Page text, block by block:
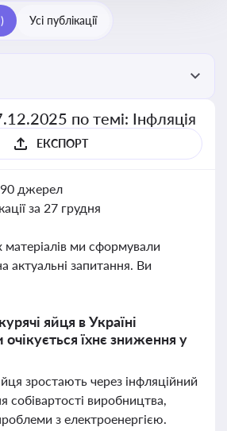
Усі публікації
по темі: Інфляція
ЕКСПОРТ
джерел
за 27 грудня
матеріалів ми сформували
актуальні запитання. Ви
яйця в Україні
очікується їхнє зниження у
зростають через інфляційний
собівартості виробництва,
з електроенергією.